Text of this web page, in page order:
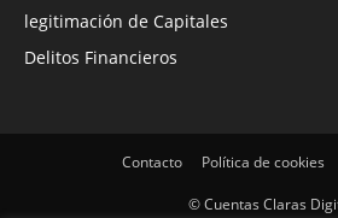
legitimación de Capitales
Delitos Financieros
Contacto Política de cookies
© Cuentas Claras